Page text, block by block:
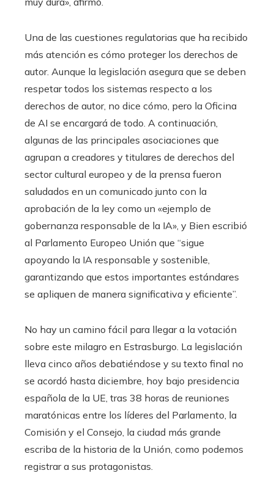
Una de las cuestiones regulatorias que ha recibido
más atención es cómo proteger los derechos de
autor. Aunque la legislación asegura que se deben
respetar todos los sistemas respecto a los
derechos de autor, no dice cómo, pero la Oficina
de AI se encargará de todo. A continuación,
algunas de las principales asociaciones que
agrupan a creadores y titulares de derechos del
sector cultural europeo y de la prensa fueron
saludados en un comunicado junto con la
aprobación de la ley como un «ejemplo de
gobernanza responsable de la IA», y Bien escribió
al Parlamento Europeo Unión que “sigue
apoyando la IA responsable y sostenible,
garantizando que estos importantes estándares
se apliquen de manera significativa y eficiente”.
No hay un camino fácil para llegar a la votación
sobre este milagro en Estrasburgo. La legislación
lleva cinco años debatiéndose y su texto final no
se acordó hasta diciembre, hoy bajo presidencia
española de la UE, tras 38 horas de reuniones
maratónicas entre los líderes del Parlamento, la
Comisión y el Consejo, la ciudad más grande
escriba de la historia de la Unión, como podemos
registrar a sus protagonistas.